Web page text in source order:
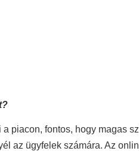
piacon, fontos, hogy magas
az ügyfelek számára. Az